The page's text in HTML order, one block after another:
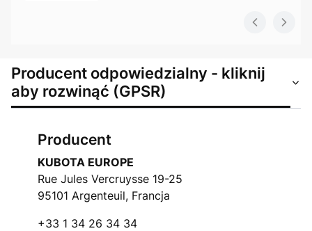
Producent odpowiedzialny - kliknij
aby rozwinąć (GPSR)
Producent
KUBOTA EUROPE
Rue Jules Vercruysse 19-25
95101 Argenteuil, Francja
+33 1 34 26 34 34